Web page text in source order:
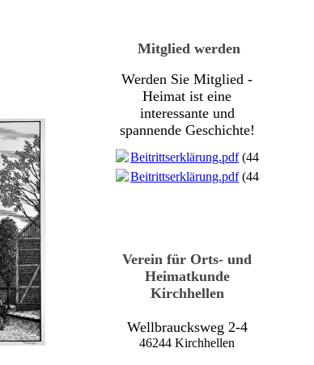
Mitglied werden
Werden Sie Mitglied -
Heimat ist eine
interessante und
spannende Geschichte!
Beitrittserklärung.pdf(447.47KB)
Beitrittserklärung.pdf(447.47KB)
Verein für Orts- und
Heimatkunde
Kirchhellen
Wellbraucksweg 2-4
46244 Kirchhellen